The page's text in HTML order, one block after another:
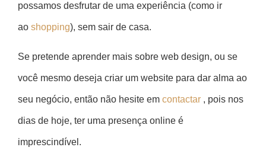
possamos desfrutar de uma experiência (como ir
ao shopping), sem sair de casa.
Se pretende aprender mais sobre web design, ou se
você mesmo deseja criar um website para dar alma ao
seu negócio, então não hesite em contactar , pois nos
dias de hoje, ter uma presença online é
imprescindível.